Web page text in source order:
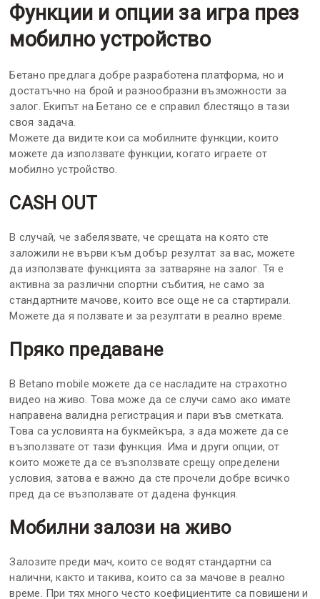
Функции и опции за игра през
мобилно устройство
Бетано предлага добре разработена платформа, но и
достатъчно на брой и разнообразни възможности за
залог. Екипът на Бетано се е справил блестящо в тази
своя задача.
Можете да видите кои са мобилните функции, които
можете да използвате функции, когато играете от
мобилно устройство.
CASH OUT
В случай, че забелязвате, че срещата на която сте
заложили не върви към добър резултат за вас, можете
да използвате функцията за затваряне на залог. Тя е
активна за различни спортни събития, не само за
стандартните мачове, които все още не са стартирали.
Можете да я ползвате и за резултати в реално време.
Пряко предаване
В Betano mobile можете да се насладите на страхотно
видео на живо. Това може да се случи само ако имате
направена валидна регистрация и пари във сметката.
Това са условията на букмейкъра, з ада можете да се
възползвате от тази функция. Има и други опции, от
които можете да се възползвате срещу определени
условия, затова е важно да сте прочели добре всичко
пред да се възползвате от дадена функция.
Мобилни залози на живо
Залозите преди мач, които се водят стандартни са
налични, както и такива, които са за мачове в реално
време. При тях много често коефициентите са повишени и